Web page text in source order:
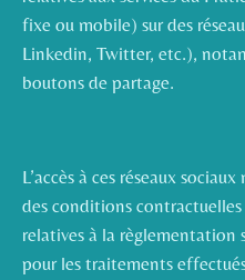
fixe ou mobile) sur des
Linkedin, Twitter, etc.),
boutons de partage.
L’accès à ces réseaux
des conditions
relatives à la règlementation
pour les traitements